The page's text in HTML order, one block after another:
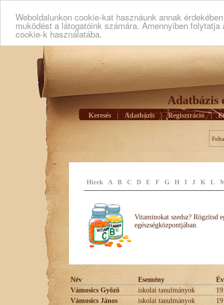
Weboldalunkon cookie-kat hasznáunk annak
muködést a látogatóink számára. Amennyiben
cookie-k használatába.
Adatbázis
Keresés Adatbázis | Regisztráció |
Hírek A B C D E F G H I J K L
Vitaminokat szedsz? Rögzítsd
egészségközpontjában.
Név Esemény
Év
Vámosics Gyõzõ
iskolai tanulmányok
Vámosics János
iskolai tanulmányok